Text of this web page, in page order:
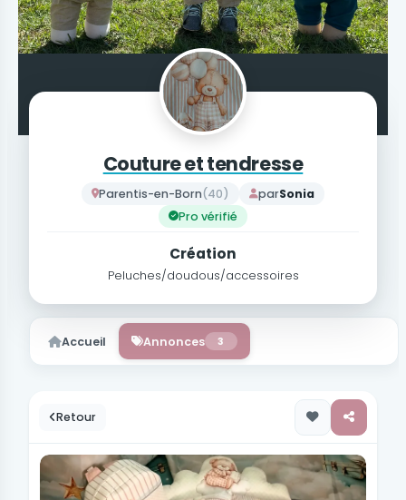
Couture et tendresse
Parentis-en-Born(40) parSonia
Pro vérifié
Création
Peluches/doudous/accessoires
Accueil Annonces 3
Retour